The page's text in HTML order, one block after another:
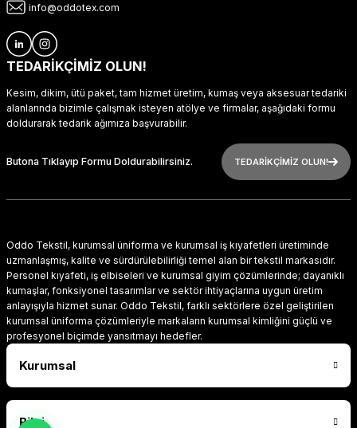
info@oddotex.com
TEDARİKÇİMİZ OLUN!
Kesim, dikim, ütü paket, tam hizmet üretim, kumaş veya aksesuar tedariki
alanlarında bizimle çalışmak isteyen atölye ve firmalar, aşağıdaki formu
doldurarak tedarik ağımıza başvurabilir.
Butona Tıklayıp Formu Doldurabilirsiniz. TEDARİKÇİMİZ OLUN!
Oddo Tekstil, kurumsal üniforma ve kurumsal iş kıyafetleri üretiminde
uzmanlaşmış, kalite ve sürdürülebilirliği temel alan bir tekstil markasıdır.
Personel kıyafeti, iş elbiseleri ve kurumsal giyim çözümlerinde; dayanıklı
kumaşlar, fonksiyonel tasarımlar ve sektör ihtiyaçlarına uygun üretim
anlayışıyla hizmet sunar. Oddo Tekstil, farklı sektörlere özel geliştirilen
kurumsal üniforma çözümleriyle markaların kurumsal kimliğini güçlü ve
profesyonel biçimde yansıtmayı hedefler.
Kurumsal
Bilgi